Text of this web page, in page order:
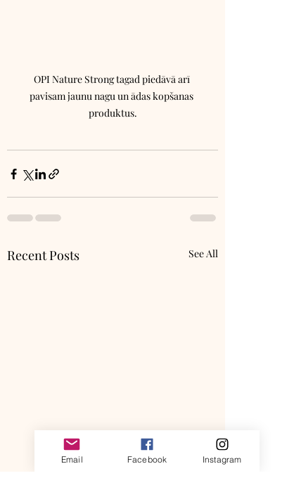
OPI Nature Strong tagad piedāvā arī
pavisam jaunu nagu un ādas kopšanas
produktus.
Recent Posts See All
Email Facebook Instagram